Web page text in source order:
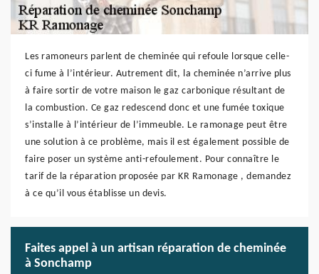
Les ramoneurs parlent de cheminée qui refoule lorsque celle-
ci fume à l’intérieur. Autrement dit, la cheminée n’arrive plus
à faire sortir de votre maison le gaz carbonique résultant de
la combustion. Ce gaz redescend donc et une fumée toxique
s’installe à l’intérieur de l’immeuble. Le ramonage peut être
une solution à ce problème, mais il est également possible de
faire poser un système anti-refoulement. Pour connaître le
tarif de la réparation proposée par KR Ramonage , demandez
à ce qu’il vous établisse un devis.
Faites appel à un artisan réparation de cheminée
à Sonchamp